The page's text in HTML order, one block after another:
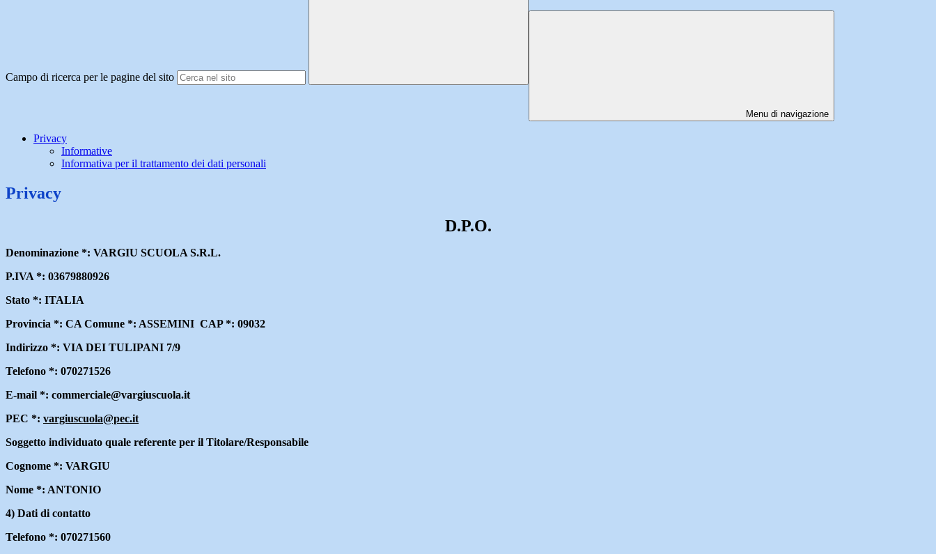
Campo di ricerca per le pagine del sito
Menu di navigazione
Privacy
Informative
Informativa per il trattamento dei dati personali
Privacy
D.P.O.
Denominazione *: VARGIU SCUOLA S.R.L.
P.IVA *: 03679880926
Stato *: ITALIA
Provincia *: CA Comune *: ASSEMINI CAP *: 09032
Indirizzo *: VIA DEI TULIPANI 7/9
Telefono *: 070271526
E-mail *: commerciale@vargiuscuola.it
PEC *: vargiuscuola@pec.it
Soggetto individuato quale referente per il Titolare/Responsabile
Cognome *: VARGIU
Nome *: ANTONIO
4) Dati di contatto
Telefono *: 070271560